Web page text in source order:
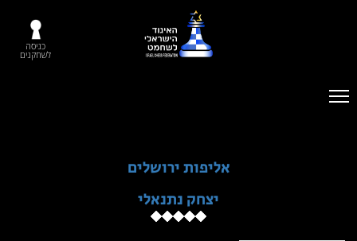
כניסה
לשחקנים
אליפות ירושלים
יצחק נתנאלי